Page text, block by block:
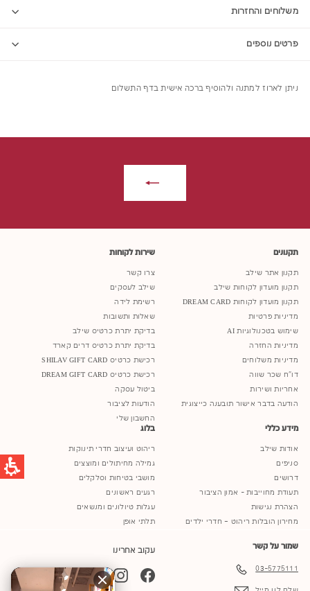
משלוחים והחזרות
פרטים נוספים
ניתן לארוז למתנה ולהוסיף ברכה אישית בדף התשלום
תקנונים
תקנון אתר שילב
תקנון מועדון לקוחות שילב
תקנון מועדון לקוחות DREAM CARD
מדיניות פרטיות
שימוש בטכנולוגיות AI
מדיניות החזרה
מדיניות משלוחים
דו"ח שכר שווה
אחריות ושירות
הודעה בדבר אישור תובענה כייצוגית
שירות לקוחות
צרו קשר
שילב לעסקים
רשימת לידה
שאלות ותשובות
בדיקת יתרת כרטיס שילב
בדיקת יתרת כרטיס דרים קארד
רכישת כרטיס SHILAV GIFT CARD
רכישת כרטיס DREAM GIFT CARD
ביטול עסקה
הודעות לציבור
החשבון שלי
מידע כללי
אודות שילב
סניפים
דרושים
תעודת מחוייבות - אמון הציבור
הצהרת נגישות
מחירון הובלות ריהוט – חדרי ילדים
בלוג
ריהוט ועיצוב חדרי תינוקות
גמילה מחיתולים ומוצצים
מושבי בטיחות וסלקלים
רגעים ראשונים
עגלות טיולונים ומנשאים
תלתי אופן
שמור על קשר
03-5775111
עקוב אחרינו
Facebook
Instagram
TikTok
YouTube